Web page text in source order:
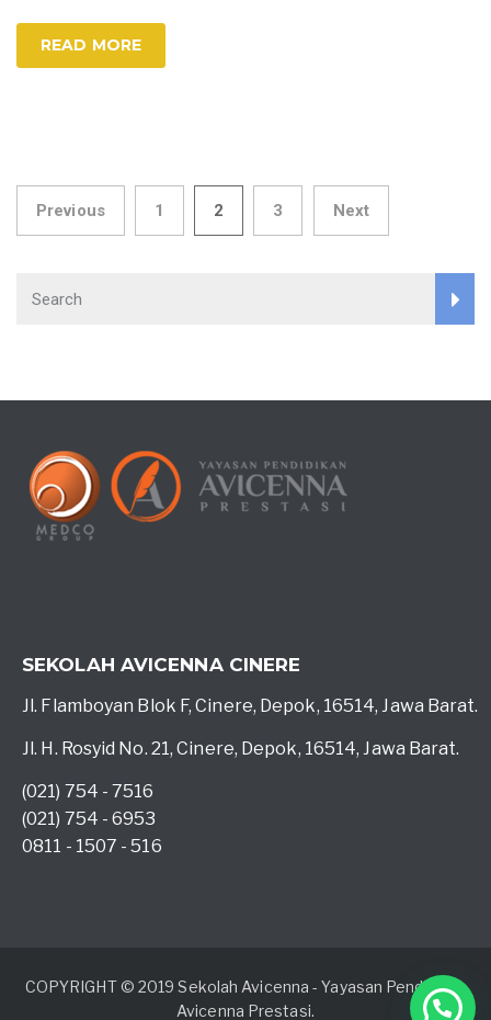
READ MORE
Posts
Previous 1 2 3 Next
SEKOLAH AVICENNA CINERE
Jl. Flamboyan Blok F, Cinere, Depok, 16514, Jawa Barat.
Jl. H. Rosyid No. 21, Cinere, Depok, 16514, Jawa Barat.
(021) 754 - 7516
(021) 754 - 6953
0811 - 1507 - 516
COPYRIGHT © 2019 Sekolah Avicenna - Yayasan Pendidikan
Avicenna Prestasi.